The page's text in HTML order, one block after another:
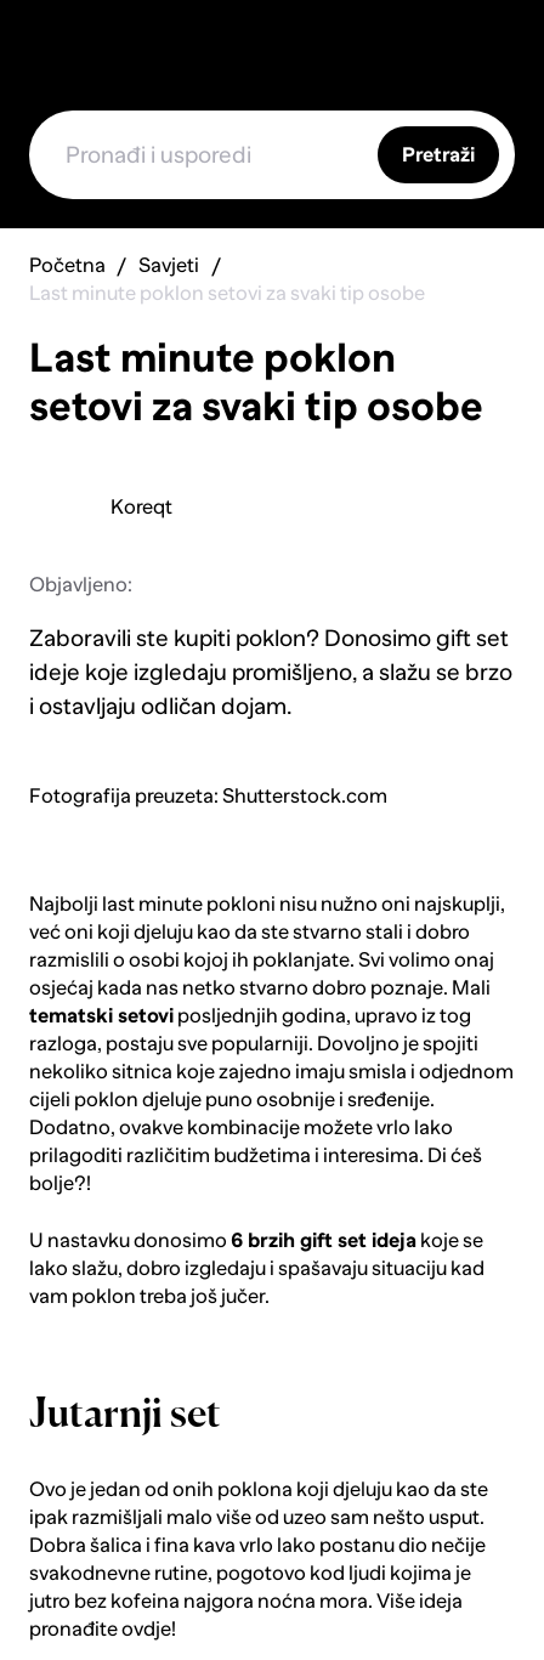
Pretraži
Početna
Savjeti
Last minute poklon setovi za svaki tip osobe
Last minute poklon
setovi za svaki tip osobe
Koreqt
Objavljeno:
Zaboravili ste kupiti poklon? Donosimo gift set
ideje koje izgledaju promišljeno, a slažu se brzo
i ostavljaju odličan dojam.
Fotografija preuzeta: Shutterstock.com
Najbolji last minute pokloni nisu nužno oni najskuplji,
već oni koji djeluju kao da ste stvarno stali i dobro
razmislili o osobi kojoj ih poklanjate. Svi volimo onaj
osjećaj kada nas netko stvarno dobro poznaje. Mali
tematski setoviposljednjih godina, upravo iz tog
razloga, postaju sve popularniji. Dovoljno je spojiti
nekoliko sitnica koje zajedno imaju smisla i odjednom
cijeli poklon djeluje puno osobnije i sređenije.
Dodatno, ovakve kombinacije možete vrlo lako
prilagoditi različitim budžetima i interesima. Di ćeš
bolje?!
U nastavku donosimo 6 brzih gift set idejakoje se
lako slažu, dobro izgledaju i spašavaju situaciju kad
vam poklon treba još jučer.
Jutarnji set
Ovo je jedan od onih poklona koji djeluju kao da ste
ipak razmišljali malo više od uzeo sam nešto usput.
Dobra šalica i fina kava vrlo lako postanu dio nečije
svakodnevne rutine, pogotovo kod ljudi kojima je
jutro bez kofeina najgora noćna mora. Više ideja
pronađiteovdje!